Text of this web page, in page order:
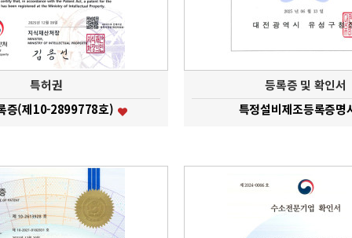
특허권
증(제10-2899778호)
등록증 및 확인서
특정설비제조등록증명